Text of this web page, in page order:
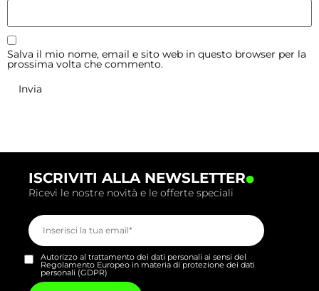
Salva il mio nome, email e sito web in questo browser per la
prossima volta che commento.
ISCRIVITI ALLA NEWSLETTER.
Ricevi le nostre novità e le offerte speciali
Autorizzo al trattamento dei dati personali ai sensi del
Regolamento Europeo in materia di protezione dei dati
personali (GDPR)
Si